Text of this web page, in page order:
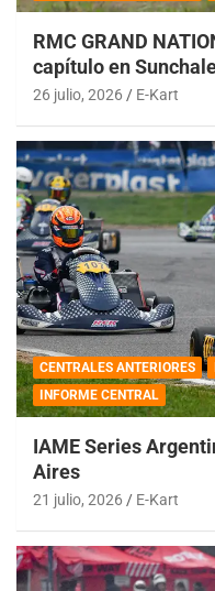
RMC GRAND
capítulo en
26 julio, 2026 E-Kart
CENTRALES ANTERIORES
INFORME CENTRAL
IAME Series
Aires
21 julio, 2026 E-Kart